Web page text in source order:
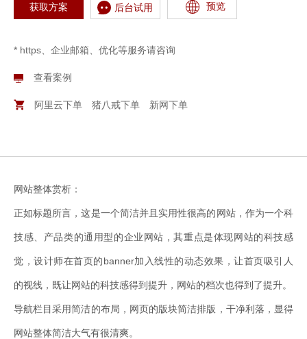
获取方案 后台试用 预览
* https、企业邮箱、优化等服务请咨询
查看案例
阿里云下单 猪八戒下单 新网下单
网站整体赏析：
正如标题所言，这是一个简洁并且实用性很高的网站，作为一个科
技感、产品类的通用型的企业网站，其重点是体现网站的科技感
觉，设计师在首页的banner加入线性的动态效果，让首页吸引人
的视线，既让网站的科技感得到提升，网站的档次也得到了提升。
导航栏目采用简洁的布局，网页的版块简洁排版，干净利落，显得
网站整体简洁大气有很清爽。